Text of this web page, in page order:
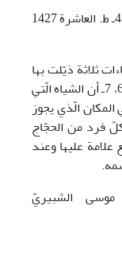
. مناسك الحجّ والعمرة: 280 المسألة 425ـ ط. العاشرة 1427
ثلاثة ذيّلت بها
مسألتنا في رسالة مناسكه: 260 السؤال 5، 6، 7ـ أن الشياه الّتي
الّذي يجوز
فرد من الحجّاج
عليها وعند
الشبيريّ